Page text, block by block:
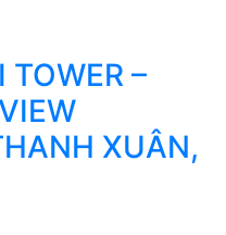
TOWER –
XUÂN,